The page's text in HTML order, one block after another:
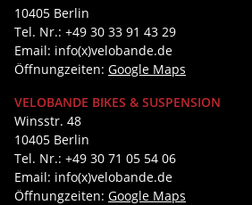
10405 Berlin
Tel. Nr.: +49 30 33 91 43 29
Email: info(x)velobande.de
Öffnungzeiten: Google Maps
VELOBANDE BIKES & SUSPENSION
Winsstr. 48
10405 Berlin
Tel. Nr.: +49 30 71 05 54 06
Email: info(x)velobande.de
Öffnungzeiten: Google Maps